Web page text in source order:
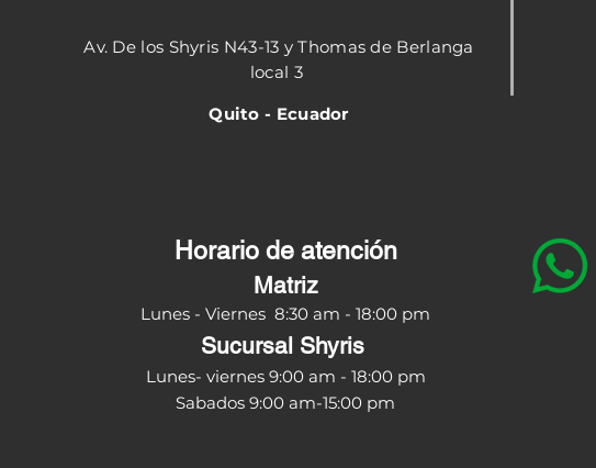
Av. De los Shyris N43-13 y Thomas de Berlanga
local 3
Quito - Ecuador
Horario de atención
Matriz
Lunes - Viernes 8:30 am - 18:00 pm
Sucursal Shyris
Lunes- viernes 9:00 am - 18:00 pm
Sabados 9:00 am-15:00 pm